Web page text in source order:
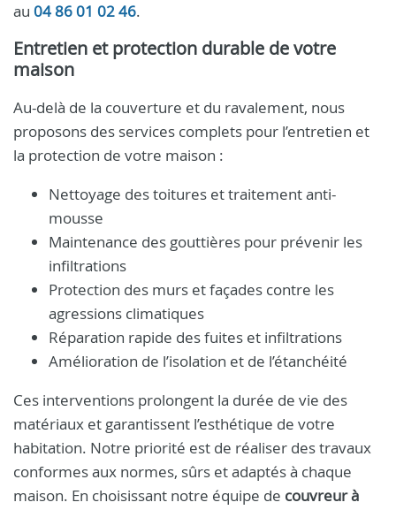
au 04 86 01 02 46.
Entretien et protection durable de votre
maison
Au-delà de la couverture et du ravalement, nous
proposons des services complets pour l’entretien et
la protection de votre maison :
Nettoyage des toitures et traitement anti-
mousse
Maintenance des gouttières pour prévenir les
infiltrations
Protection des murs et façades contre les
agressions climatiques
Réparation rapide des fuites et infiltrations
Amélioration de l’isolation et de l’étanchéité
Ces interventions prolongent la durée de vie des
matériaux et garantissent l’esthétique de votre
habitation. Notre priorité est de réaliser des travaux
conformes aux normes, sûrs et adaptés à chaque
maison. En choisissant notre équipe de couvreur à